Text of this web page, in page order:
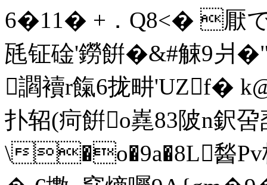
6�11� +．Q8<� 厭
瓱钲碒'鐒餠�&#觫9
讇襩r餼6拢畊'UZf�
扑轺(疴餠o嶤83陂n鈬
\�o�9a�8L醔Pv